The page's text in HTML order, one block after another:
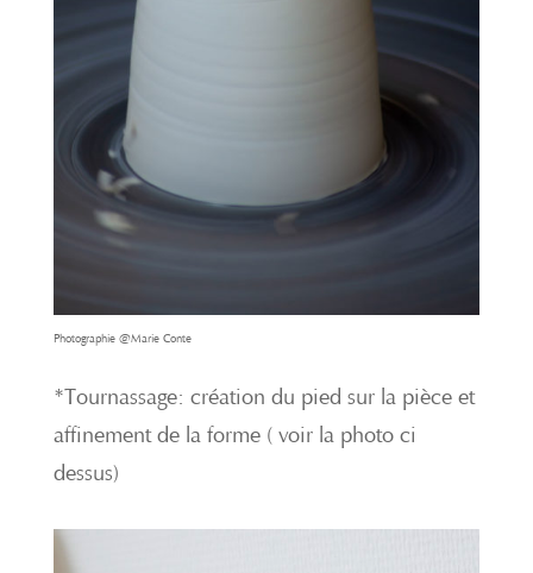
Photographie @Marie Conte
*Tournassage: création du pied sur la pièce et
affinement de la forme ( voir la photo ci
dessus)